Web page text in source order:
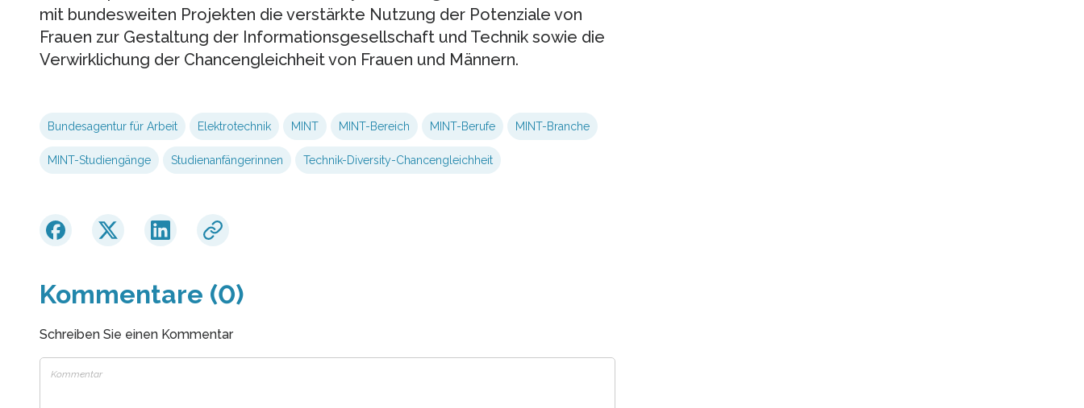
mit bundesweiten Projekten die verstärkte Nutzung der Potenziale von
Frauen zur Gestaltung der Informationsgesellschaft und Technik sowie die
Verwirklichung der Chancengleichheit von Frauen und Männern.
Bundesagentur für Arbeit Elektrotechnik MINT MINT-Bereich MINT-Berufe MINT-Branche
MINT-Studiengänge Studienanfängerinnen Technik-Diversity-Chancengleichheit
Kommentare (0)
Schreiben Sie einen Kommentar